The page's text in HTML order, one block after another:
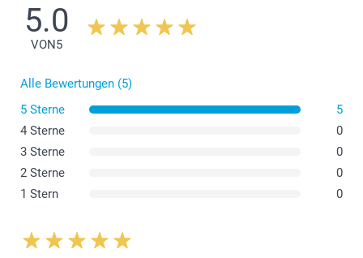
5.0
VON5
Alle Bewertungen (5)
5 Sterne
5
4 Sterne
0
3 Sterne
0
2 Sterne
0
1 Stern
0